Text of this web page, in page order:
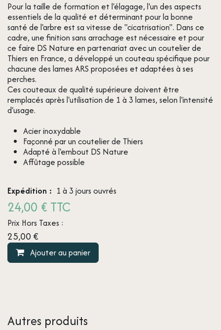
Pour la taille de formation et l'élagage, l'un des aspects
essentiels de la qualité et déterminant pour la bonne
santé de l'arbre est sa vitesse de "cicatrisation". Dans ce
cadre, une finition sans arrachage est nécessaire et pour
ce faire DS Nature en partenariat avec un coutelier de
Thiers en France, a développé un couteau spécifique pour
chacune des lames ARS proposées et adaptées à ses
perches.
Ces couteaux de qualité supérieure doivent être
remplacés après l'utilisation de 1 à 3 lames, selon l'intensité
d'usage.
Acier inoxydable
Façonné par un coutelier de Thiers
Adapté à l'embout DS Nature
Affûtage possible
Expédition : 1 à 3 jours ouvrés
24,00 € TTC
Prix Hors Taxes :
25,00 €
Ajouter au panier
Autres produits